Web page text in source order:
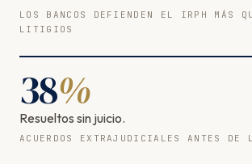
LOS BANCOS DEFIENDEN EL IRPH MÁS
LITIGIOS
38%
Resueltos sin juicio.
ACUERDOS EXTRAJUDICIALES ANTES DE